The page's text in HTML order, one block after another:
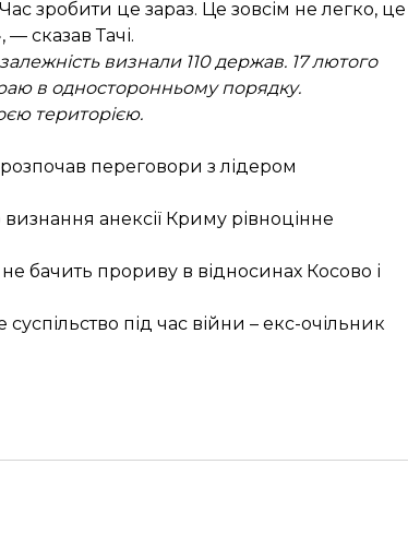
зробити це зараз. Це зовсім не легко, це
сказав Тачі.
визнали 110 держав. 17 лютого
в односторонньому порядку.
територією.
розпочав переговори з лідером
анексії Криму рівноцінне
бачить прориву в відносинах Косово і
суспільство під час війни – екс-очільник